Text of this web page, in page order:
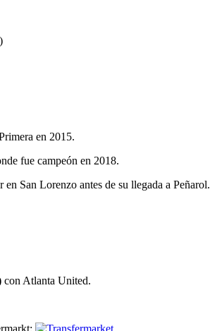
en 2015.
fue campeón en 2018.
San Lorenzo antes de su llegada a Peñarol.
con Atlanta United.